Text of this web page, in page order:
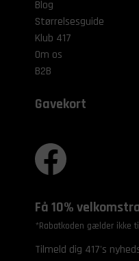
Blog
Størrelsesguide
Klub 417
Om os
B2B
Gavekort
Få 10%
*Rabatkoden gælder ikke
Tilmeld dig 417's